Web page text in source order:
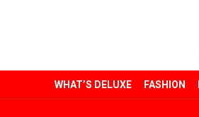
WHAT’S DELUXE FASHION